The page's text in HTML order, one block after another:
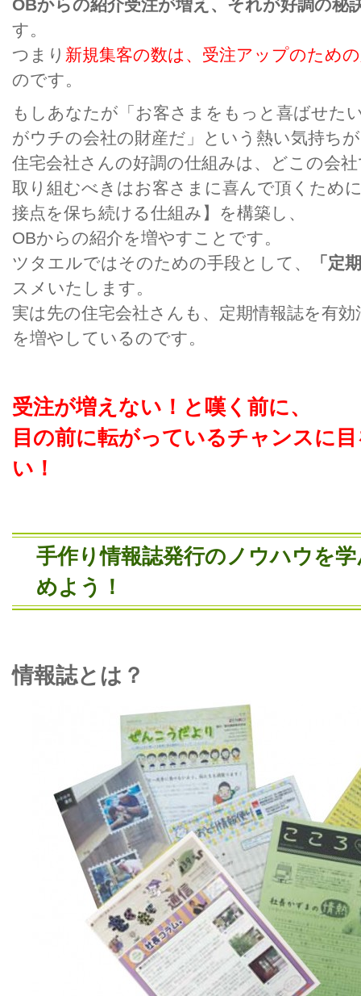
OBからの紹介受注が増え、それが好調の秘
す。
つまり 新規集客の数は、受注アップのため
のです。
もしあなたが「お客さまをもっと喜ばせた
がウチの会社の財産だ」という熱い気持ち
住宅会社さんの好調の仕組みは、どこの会
取り組むべきはお客さまに喜んで頂くため
接点を保ち続ける仕組み】を構築し、
OBからの紹介を増やすことです。
ツタエルではそのための手段として、
「定
スメいたします。
実は先の住宅会社さんも、定期情報誌を有
を増やしているのです。
受注が増えない！と嘆く前に、
目の前に転がっているチャンスに
い！
手作り情報誌発行のノウハウを
めよう！
情報誌とは？